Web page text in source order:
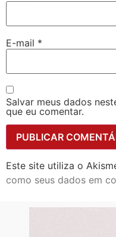
E-mail *
Salvar meus dados
que eu comentar.
Este site utiliza o
como seus dados em